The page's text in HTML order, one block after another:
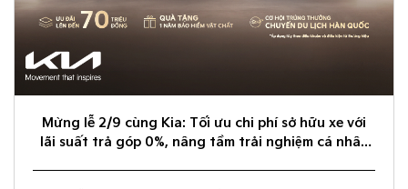
Mừng lễ 2/9 cùng Kia: Tối ưu chi phí sở hữu xe với
lãi suất trả góp 0%, nâng tầm trải nghiệm cá nhân